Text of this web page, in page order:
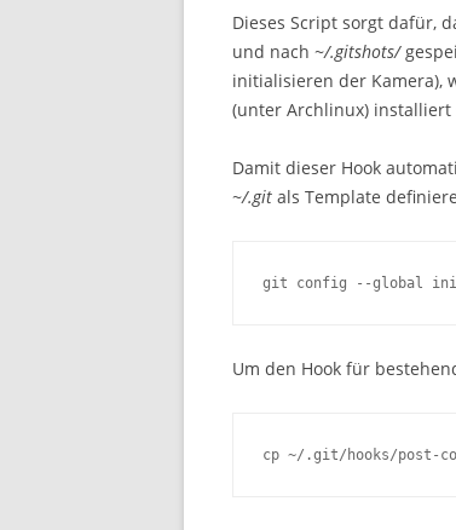
Dieses Script sorgt dafür,
und nach ~/.gitshots/
initialisieren der Kamera),
(unter Archlinux) installiert
Damit dieser Hook
~/.git als Template
git config --global
Um den Hook für
cp ~/.git/hooks/post-